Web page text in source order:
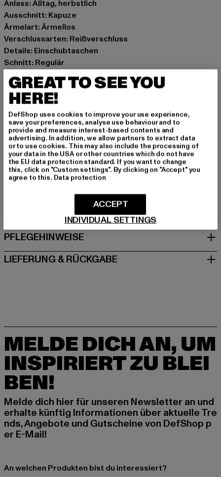
Anlass: Alltag, herbstlich
Ausschnitt: Kapuze
Ärmelart: Ärmellos
Verschlussarten: Reißverschluss
Details: Einschubtaschen
Schnitt: Regulär
Marke: Urban Classics
Kat.: Westen
Farbe: blau
Hersteller Farbe: navy
Materialzusammensetzung: 100% Polyester
Art.Nr: TB7156-00155
Hersteller: TB International GmbH |info@tbint.de
Dr.-Robert-Murjahn-Straße 7 | 64372 Ober-Ramstadt |
DE
GRÖSSE & PASSFORM
PFLEGEHINWEISE
LIEFERUNG & RÜCKGABE
MELDE DICH AN, UM
INSPIRIERT ZU BLEI
BEN!
Melde dich hier für unseren Newsletter an und
erhalte künftig Informationen über aktuelle Tre
nds, Angebote und Gutscheine von DefShop p
er E-Mail!
An welchen Produkten bist du interessiert?
GREAT TO SEE YOU
HERE!
DefShop uses cookies to improve your use experience,
save your preferences, analyse use behaviour and to
provide and measure interest-based contents and
advertising. In addition, we allow partners to extract data
or to use cookies. This may also include the processing of
your data in the USA or other countries which do not have
the EU data protection standard. If you want to change
this, click on "Custom settings". By clicking on "Accept" you
agree to this. Data protection
INDIVIDUAL SETTINGS
ACCEPT